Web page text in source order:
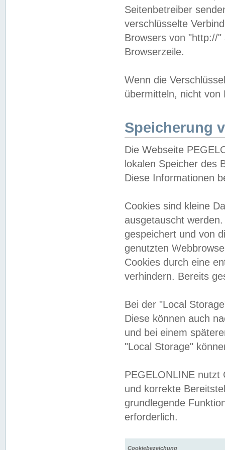
Seitenbetreiber
verschlüsselte
Browsers von "http://
Browserzeile.
Wenn die
übermitteln, nicht von
Speicherung
Die Webseite
lokalen Speicher des
Diese Informationen
Cookies sind kleine
ausgetauscht
gespeichert und von
genutzten
Cookies durch eine
verhindern. Bereits
Bei der "Local
Diese können auch
und bei einem
"Local Storage"
PEGELONLINE nutzt
und korrekte
grundlegende
erforderlich.
Cookiebezeichung